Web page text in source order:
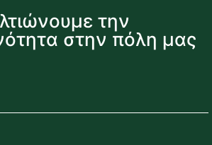
την
στην πόλη μας